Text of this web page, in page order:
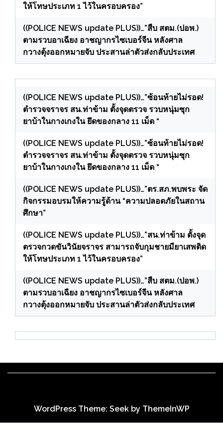
ให้โทษประเภท 1 ไว้ในครอบครอง”
((POLICE NEWS update PLUS))…”สืบ สตม.(ปอพ.)
ตามรวบอาเฉียง อาชญากรไซเบอร์จีน หลังศาล
กวางตุ้งออกหมายจับ ประสานล่าตัวส่งกลับประเทศ
((POLICE NEWS update PLUS))…”ซ้อนท้ายไม่รอด!
ตำรวจจราจร สน.ท่าข้าม ตั้งจุดตรวจ รวบหนุ่มซุก
ยาบ้าในกางเกงใน ยึดของกลาง 11 เม็ด “
((POLICE NEWS update PLUS))…”ซ้อนท้ายไม่รอด!
ตำรวจจราจร สน.ท่าข้าม ตั้งจุดตรวจ รวบหนุ่มซุก
ยาบ้าในกางเกงใน ยึดของกลาง 11 เม็ด “
((POLICE NEWS update PLUS))…”ตร.สภ.พบพระ จัด
กิจกรรมอบรมให้ความรู้ด้าน “ความปลอดภัยในสถาน
ศึกษา”
((POLICE NEWS update PLUS))…”สน.ท่าข้าม ตั้งจุด
ตรวจกวดขันวินัยจราจร สามารถจับกุมชายมียาเสพติด
ให้โทษประเภท 1 ไว้ในครอบครอง”
((POLICE NEWS update PLUS))…”สืบ สตม.(ปอพ.)
ตามรวบอาเฉียง อาชญากรไซเบอร์จีน หลังศาล
กวางตุ้งออกหมายจับ ประสานล่าตัวส่งกลับประเทศ
WordPress Theme: Seek by ThemeInWP